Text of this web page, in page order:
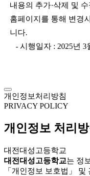
내용의 추가·삭제 및
홈페이지를 통해 변경
니다.
- 시행일자 : 2025년 3
개인정보처리방침
PRIVACY POLICY
개인정보 처리
대전대성고등학교
대전대성고등학교는 정
「개인정보 보호법」